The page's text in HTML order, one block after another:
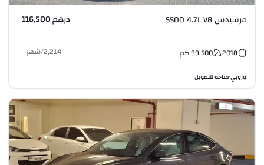
مرسيدس S500 4.7L V8 درهم 116,500
2018
99,500كم 2,214
/شهر
اوروبي•متاحة للتمويل